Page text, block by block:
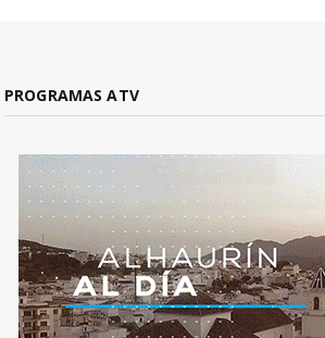
PROGRAMAS ATV